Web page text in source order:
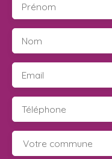
Prénom
Nom
Email
Téléphone
Votre commune